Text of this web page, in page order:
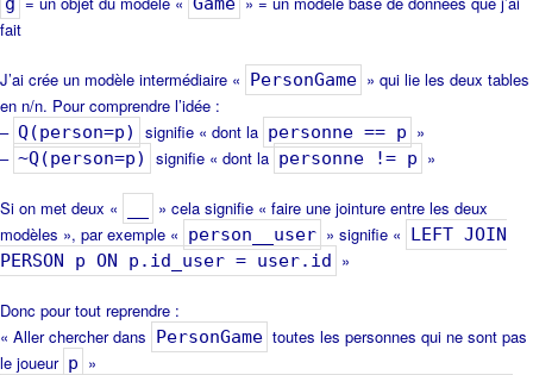
fait
J’ai crée un modèle intermédiaire « PersonGame » qui lie les deux tables
en n/n. Pour comprendre l’idée :
– Q(person=p) signifie « dont la personne == p »
– ~Q(person=p) signifie « dont la personne != p »
Si on met deux «
» cela signifie « faire une jointure entre les deux
modèles », par exemple « person__user » signifie « LEFT JOIN
PERSON p ON p.id_user = user.id »
Donc pour tout reprendre :
« Aller chercher dans PersonGame toutes les personnes qui ne sont pas
le joueur p »